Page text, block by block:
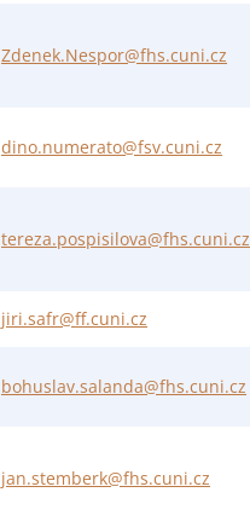
Zdenek.Nespor@fhs.cuni.cz
dino.numerato@fsv.cuni.cz
tereza.pospisilova@fhs.cuni.cz
jiri.safr@ff.cuni.cz
bohuslav.salanda@fhs.cuni.cz
jan.stemberk@fhs.cuni.cz